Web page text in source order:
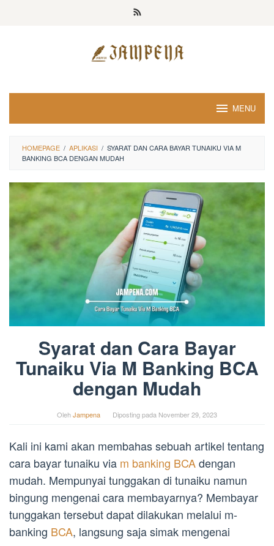
MENU
HOMEPAGE / APLIKASI / SYARAT DAN CARA BAYAR TUNAIKU VIA M
BANKING BCA DENGAN MUDAH
Syarat dan Cara Bayar
Tunaiku Via M Banking BCA
dengan Mudah
OlehJampena Diposting pada November 29, 2023
Kali ini kami akan membahas sebuah artikel tentang
cara bayar tunaiku via m banking BCAdengan
mudah. Mempunyai tunggakan di tunaiku namun
bingung mengenai cara membayarnya? Membayar
tunggakan tersebut dapat dilakukan melalui m-
banking BCA, langsung saja simak mengenai